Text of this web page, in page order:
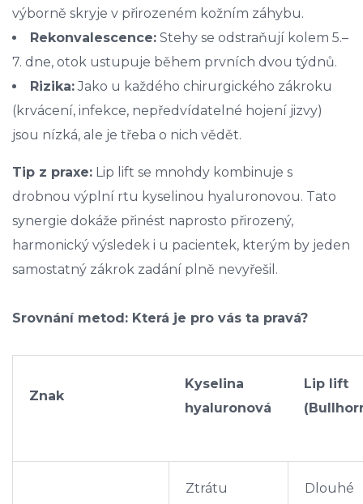
výborně skryje v přirozeném kožním záhybu.
Rekonvalescence: Stehy se odstraňují kolem 5.–
7. dne, otok ustupuje během prvních dvou týdnů.
Rizika:Jako u každého chirurgického zákroku
(krvácení, infekce, nepředvídatelné hojení jizvy)
jsou nízká, ale je třeba o nich vědět.
Tip z praxe: Lip lift se mnohdy kombinuje s
drobnou výplní rtu kyselinou hyaluronovou. Tato
synergie dokáže přinést naprosto přirozený,
harmonický výsledek i u pacientek, kterým by jeden
samostatný zákrok zadání plně nevyřešil.
Srovnání metod: Která je pro vás ta pravá?
Znak
Kyselina
hyaluronová
Lip lift
Ztrátu
Dlouhé